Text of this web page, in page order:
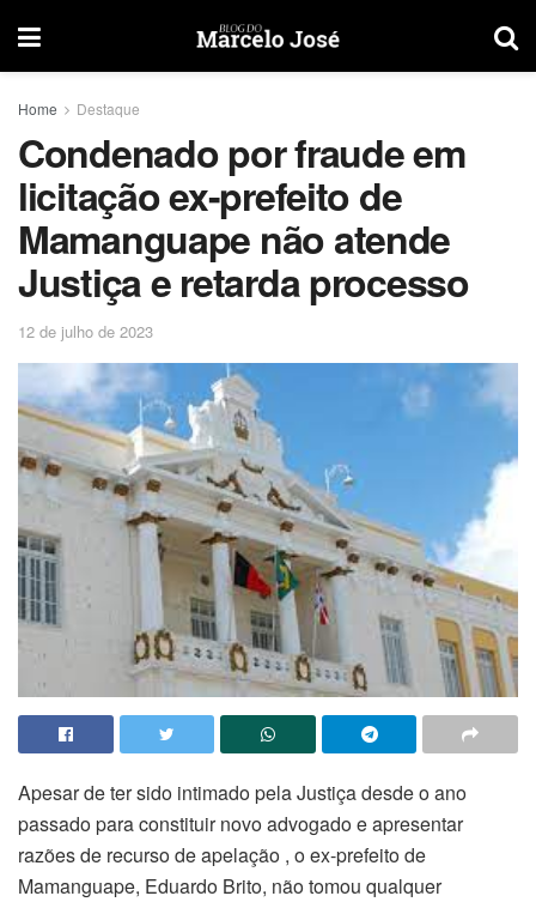
Home Destaque
Condenado por fraude em
licitação ex-prefeito de
Mamanguape não atende
Justiça e retarda processo
12 de julho de 2023
Apesar de ter sido intimado pela Justiça desde o ano
passado para constituir novo advogado e apresentar
razões de recurso de apelação , o ex-prefeito de
Mamanguape, Eduardo Brito, não tomou qualquer